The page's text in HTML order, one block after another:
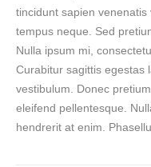
tincidunt sapien
tempus neque. Sed
Nulla ipsum mi,
Curabitur sagittis egestas
vestibulum. Donec
eleifend pellentesque.
hendrerit at enim.